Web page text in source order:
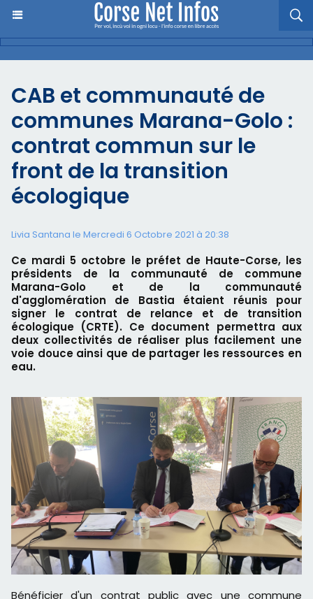
CAB et communauté de
communes Marana-Golo :
contrat commun sur le
front de la transition
écologique
Livia Santana le Mercredi 6 Octobre 2021 à 20:38
Ce mardi 5 octobre le préfet de Haute-Corse, les
présidents de la communauté de commune
Marana-Golo et de la communauté
d'agglomération de Bastia étaient réunis pour
signer le contrat de relance et de transition
écologique (CRTE). Ce document permettra aux
deux collectivités de réaliser plus facilement une
voie douce ainsi que de partager les ressources en
eau.
Bénéficier d'un contrat public avec une commune